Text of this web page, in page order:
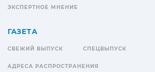
ЭКСПЕРТНОЕ МНЕНИЕ
ГАЗЕТА
СВЕЖИЙ ВЫПУСК СПЕЦВЫПУСК
АДРЕСА РАСПРОСТРАНЕНИЯ